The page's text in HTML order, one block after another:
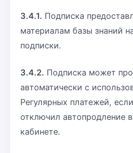
3.4.1. Подписка
материалам базы знаний
подписки.
3.4.2. Подписка может
автоматически с
Регулярных платежей,
отключил автопродление
кабинете.